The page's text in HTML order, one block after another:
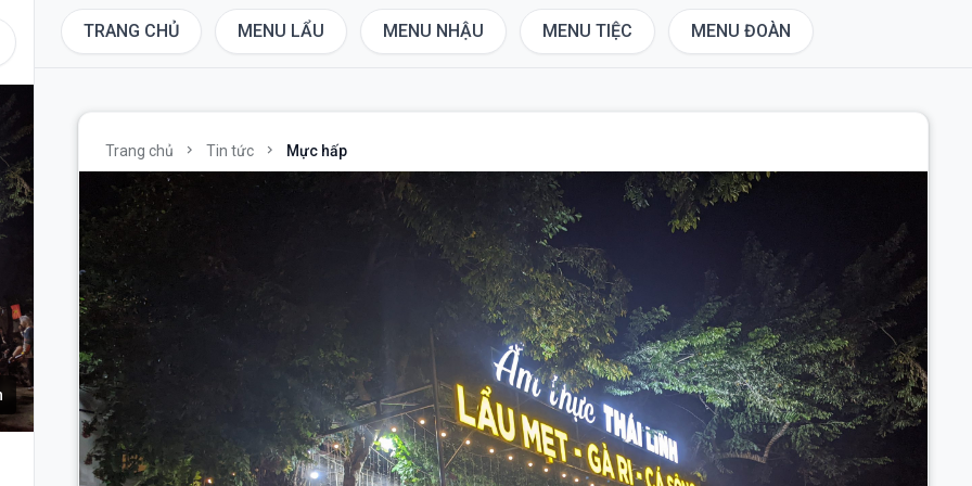
TRANG CHỦ MENU LẨU MENU NHẬU MENU TIỆC MENU ĐOÀN
Trang chủ chevron_right Tin tức chevron_right Mực hấp